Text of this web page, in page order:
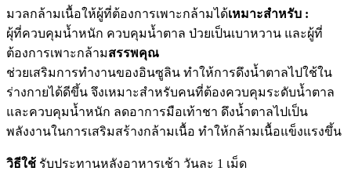
มวลกล้ามเนื้อให้ผู้ที่ต้องการเพาะกล้ามได้เหมาะสำหรับ :
ผุ้ที่ควบคุมน้ำหนัก ควบคุมน้ำตาล ป่วยเป็นเบาหวาน และผู้ที่
ต้องการเพาะกล้ามสรรพคุณ
ช่วยเสริมการทำงานของอินซูลิน ทำให้การดึงน้ำตาลไปใช้ใน
ร่างกายได้ดีขึ้น จึงเหมาะสำหรับคนที่ต้องควบคุมระดับน้ำตาล
และควบคุมน้ำหนัก ลดอาการมือเท้าชา ดึงน้ำตาลไปเป็น
พลังงานในการเสริมสร้างกล้ามเนื้อ ทำให้กล้ามเนื้อแข็งแรงขึ้น
วิธีใช้ รับประทานหลังอาหารเช้า วันละ 1 เม็ด